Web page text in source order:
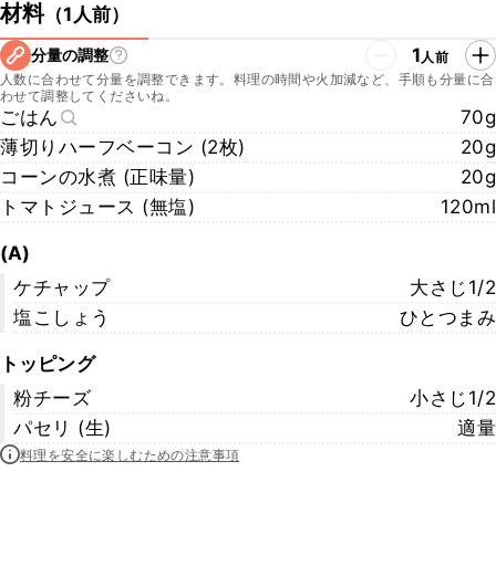
材料（1人前）
分量の調整 1人前
人数に合わせて分量を調整できます。料理の時間や火加減など、手順も分量に合
わせて調整してくださいね。
ごはん
70g
薄切りハーフベーコン (2枚)
20g
コーンの水煮 (正味量)
20g
トマトジュース (無塩)
120ml
(A)
ケチャップ
大さじ1/2
塩こしょう
ひとつまみ
トッピング
粉チーズ
小さじ1/2
パセリ (生)
適量
料理を安全に楽しむための注意事項